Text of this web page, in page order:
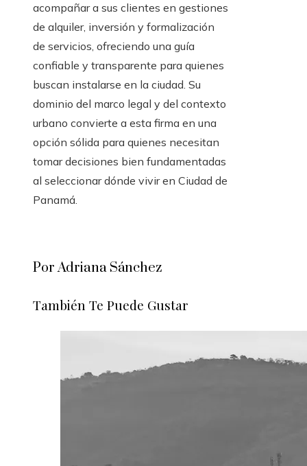
acompañar a sus clientes en gestiones
de alquiler, inversión y formalización
de servicios, ofreciendo una guía
confiable y transparente para quienes
buscan instalarse en la ciudad. Su
dominio del marco legal y del contexto
urbano convierte a esta firma en una
opción sólida para quienes necesitan
tomar decisiones bien fundamentadas
al seleccionar dónde vivir en Ciudad de
Panamá.
Por Adriana Sánchez
También Te Puede Gustar